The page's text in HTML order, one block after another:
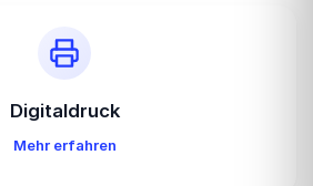
Digitaldruck
Mehr erfahren